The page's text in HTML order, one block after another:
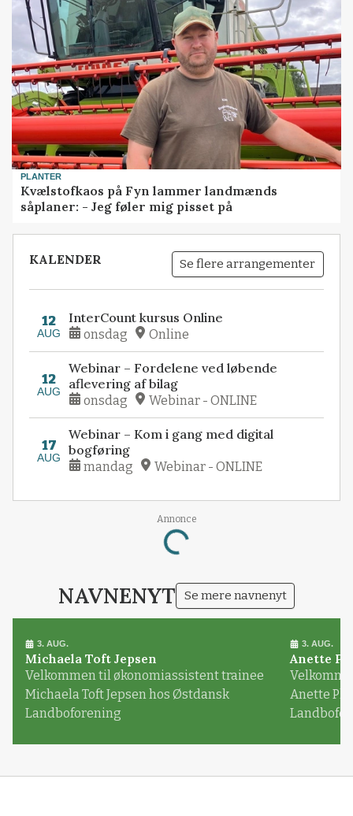
PLANTER
Kvælstofkaos på Fyn lammer landmænds
såplaner: - Jeg føler mig pisset på
KALENDER Se flere arrangementer
12
AUG
InterCount kursus Online
onsdag Online
12
AUG
Webinar – Fordelene ved løbende
aflevering af bilag
onsdag Webinar - ONLINE
17
AUG
Webinar – Kom i gang med digital
bogføring
mandag Webinar - ONLINE
Annonce
Loading...
NAVNENYT Se mere navnenyt
3. AUG.
Michaela Toft Jepsen
Velkommen til økonomiassistent trainee
Michaela Toft Jepsen hos Østdansk
Landboforening
3. AUG.
Anette
Anette